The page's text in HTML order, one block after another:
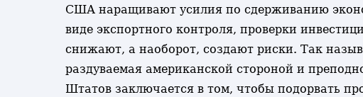
США наращивают усилия по сдерживанию
виде экспортного контроля, проверки
снижают, а наоборот, создают риски. Так
раздуваемая американской стороной и
Штатов заключается в том, чтобы подорвать